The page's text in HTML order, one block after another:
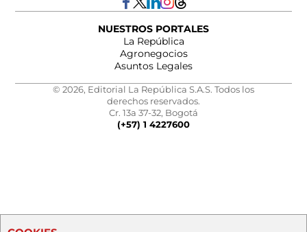
NUESTROS PORTALES
La República
Agronegocios
Asuntos Legales
© 2026, Editorial La República S.A.S. Todos los
derechos reservados.
Cr. 13a 37-32, Bogotá
(+57) 1 4227600